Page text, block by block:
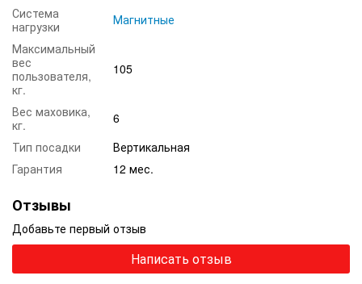
Система
нагрузки
Магнитные
Максимальный
вес
пользователя,
кг.
105
Вес маховика,
кг.
6
Тип посадки
Вертикальная
Гарантия
12 мес.
Отзывы
Добавьте первый отзыв
Написать отзыв